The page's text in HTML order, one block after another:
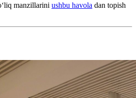
manzillarini ushbu havola dan topish